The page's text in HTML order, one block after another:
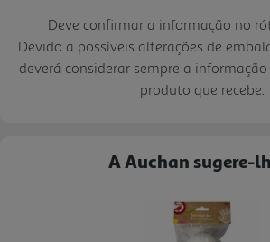
Deve confirmar a informação no
Devido a possíveis alterações de
deverá considerar sempre a
produto que recebe.
A Auchan sugere-